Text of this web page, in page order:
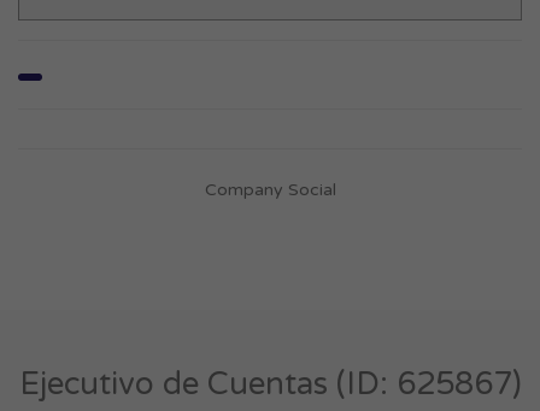
Company Social
Ejecutivo de Cuentas (ID: 625867)